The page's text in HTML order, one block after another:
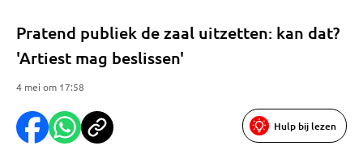
Pratend publiek de zaal uitzetten: kan dat?
'Artiest mag beslissen'
4 mei om 17:58
Hulp bij lezen